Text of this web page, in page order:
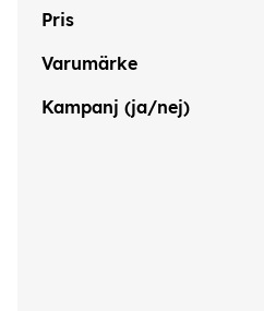
Pris
Varumärke
Kampanj (ja/nej)